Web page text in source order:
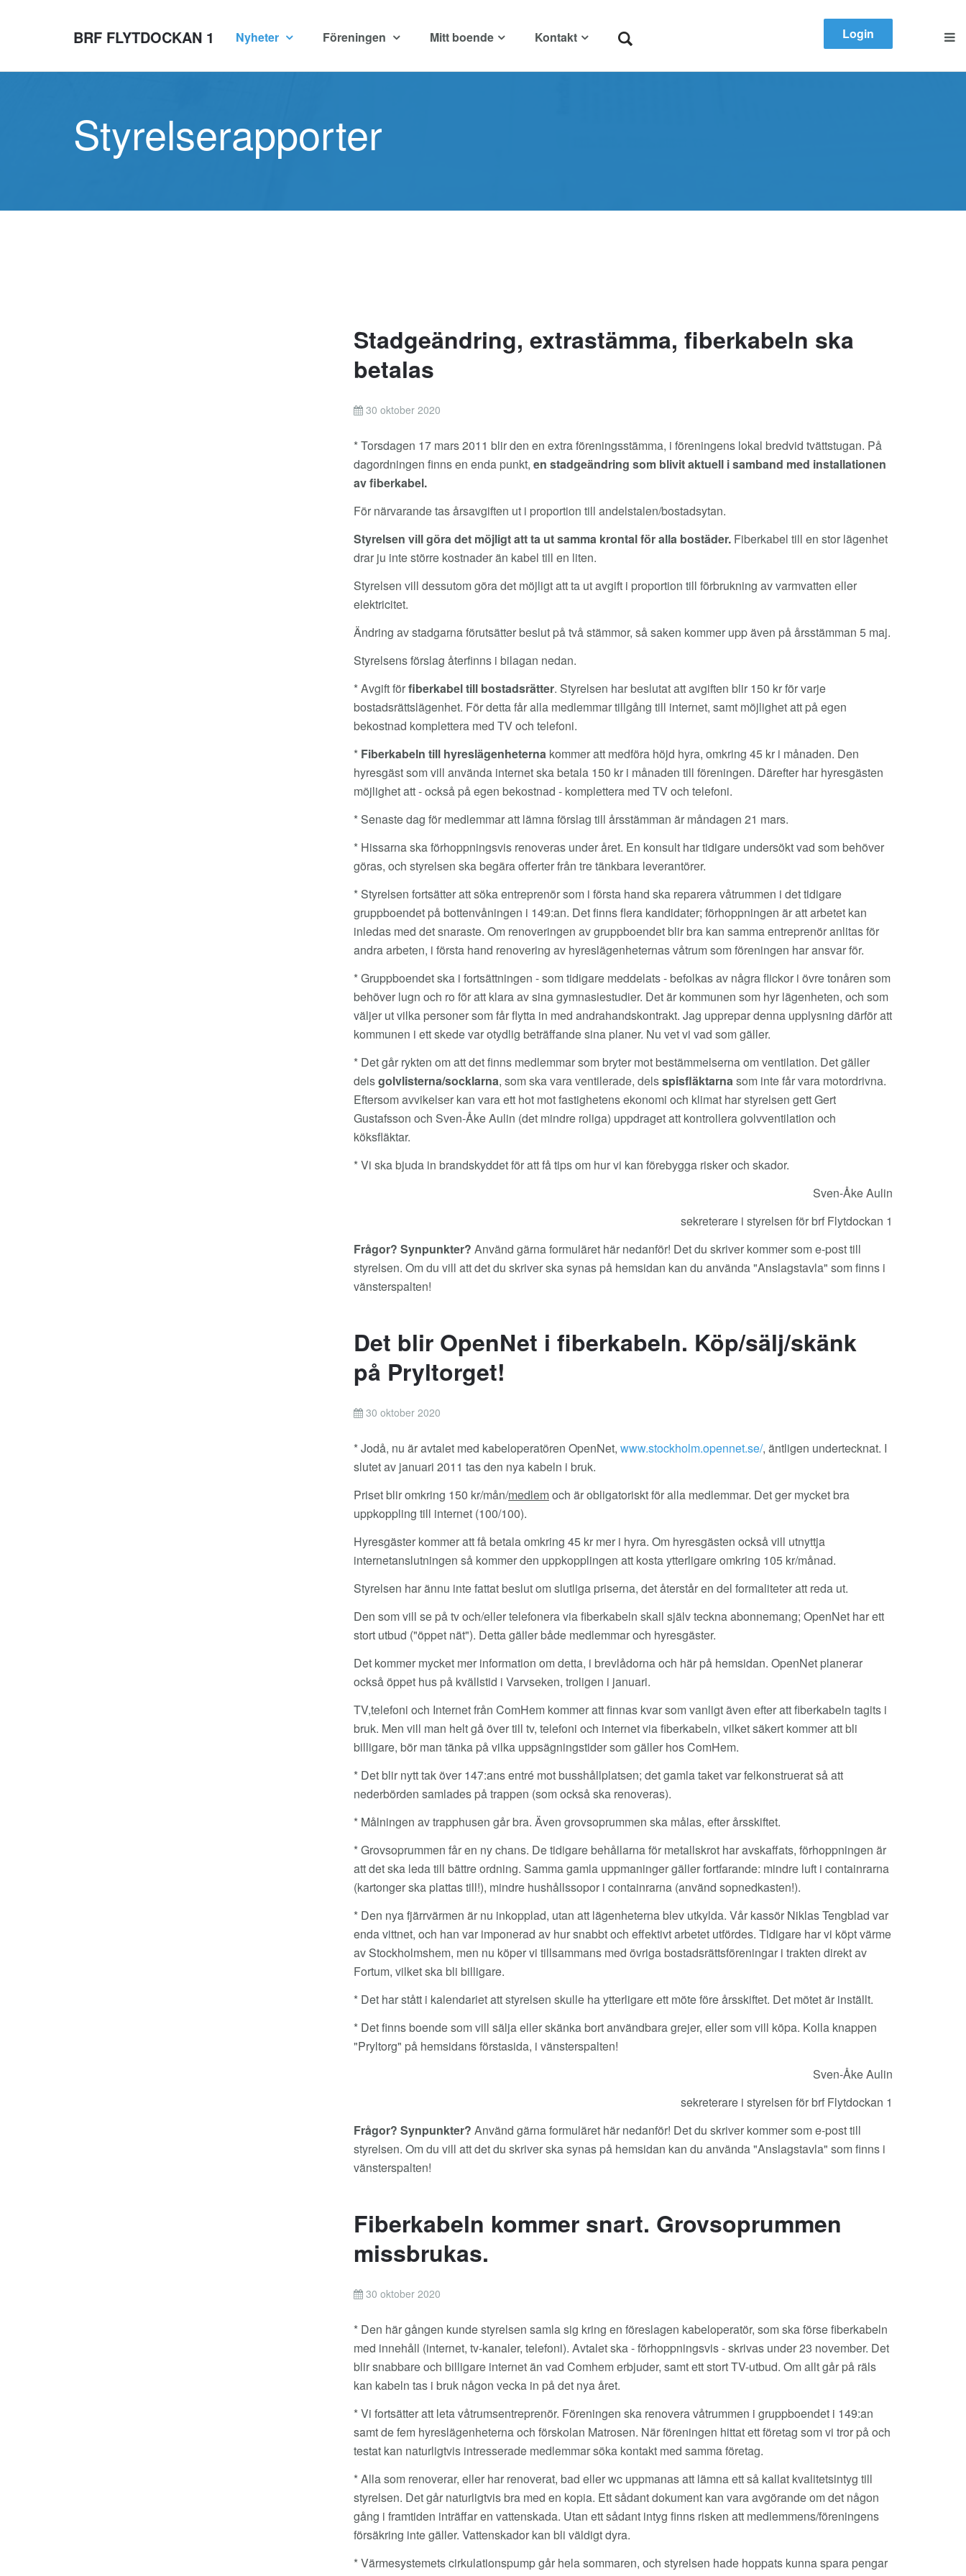
BRF FLYTDOCKAN 1 Nyheter Föreningen Mitt boende Kontakt Login
Styrelserapporter
Stadgeändring, extrastämma, fiberkabeln ska
betalas
30 oktober 2020
* Torsdagen 17 mars 2011 blir den en extra föreningsstämma, i föreningens lokal bredvid tvättstugan. På
dagordningen finns en enda punkt, en stadgeändring som blivit aktuell i samband med installationen
av fiberkabel.
För närvarande tas årsavgiften ut i proportion till andelstalen/bostadsytan.
Styrelsen vill göra det möjligt att ta ut samma krontal för alla bostäder. Fiberkabel till en stor lägenhet
drar ju inte större kostnader än kabel till en liten.
Styrelsen vill dessutom göra det möjligt att ta ut avgift i proportion till förbrukning av varmvatten eller
elektricitet.
Ändring av stadgarna förutsätter beslut på två stämmor, så saken kommer upp även på årsstämman 5 maj.
Styrelsens förslag återfinns i bilagan nedan.
* Avgift förfiberkabel till bostadsrätter. Styrelsen har beslutat att avgiften blir 150 kr för varje
bostadsrättslägenhet. För detta får alla medlemmar tillgång till internet, samt möjlighet att på egen
bekostnad komplettera med TV och telefoni.
* Fiberkabeln till hyreslägenheterna kommer att medföra höjd hyra, omkring 45 kr i månaden. Den
hyresgäst som vill använda internet ska betala 150 kr i månaden till föreningen. Därefter har hyresgästen
möjlighet att - också på egen bekostnad - komplettera med TV och telefoni.
* Senaste dag för medlemmar att lämna förslag till årsstämman är måndagen 21 mars.
* Hissarna ska förhoppningsvis renoveras under året. En konsult har tidigare undersökt vad som behöver
göras, och styrelsen ska begära offerter från tre tänkbara leverantörer.
* Styrelsen fortsätter att söka entreprenör som i första hand ska reparera våtrummen i det tidigare
gruppboendet på bottenvåningen i 149:an. Det finns flera kandidater; förhoppningen är att arbetet kan
inledas med det snaraste. Om renoveringen av gruppboendet blir bra kan samma entreprenör anlitas för
andra arbeten, i första hand renovering av hyreslägenheternas våtrum som föreningen har ansvar för.
* Gruppboendet ska i fortsättningen - som tidigare meddelats - befolkas av några flickor i övre tonåren som
behöver lugn och ro för att klara av sina gymnasiestudier. Det är kommunen som hyr lägenheten, och som
väljer ut vilka personer som får flytta in med andrahandskontrakt. Jag upprepar denna upplysning därför att
kommunen i ett skede var otydlig beträffande sina planer. Nu vet vi vad som gäller.
* Det går rykten om att det finns medlemmar som bryter mot bestämmelserna om ventilation. Det gäller
delsgolvlisterna/socklarna, som ska vara ventilerade, delsspisfläktarnasom inte får vara motordrivna.
Eftersom avvikelser kan vara ett hot mot fastighetens ekonomi och klimat har styrelsen gett Gert
Gustafsson och Sven-Åke Aulin (det mindre roliga) uppdraget att kontrollera golvventilation och
köksfläktar.
* Vi ska bjuda in brandskyddet för att få tips om hur vi kan förebygga risker och skador.
Sven-Åke Aulin
sekreterare i styrelsen för brf Flytdockan 1
Frågor? Synpunkter? Använd gärna formuläret här nedanför! Det du skriver kommer som e-post till
styrelsen. Om du vill att det du skriver ska synas på hemsidan kan du använda "Anslagstavla" som finns i
vänsterspalten!
Det blir OpenNet i fiberkabeln. Köp/sälj/skänk
på Pryltorget!
30 oktober 2020
* Jodå, nu är avtalet med kabeloperatören OpenNet, www.stockholm.opennet.se/, äntligen undertecknat. I
slutet av januari 2011 tas den nya kabeln i bruk.
Priset blir omkring 150 kr/mån/medlemoch är obligatoriskt för alla medlemmar. Det ger mycket bra
uppkoppling till internet (100/100).
Hyresgäster kommer att få betala omkring 45 kr mer i hyra. Om hyresgästen också vill utnyttja
internetanslutningen så kommer den uppkopplingen att kosta ytterligare omkring 105 kr/månad.
Styrelsen har ännu inte fattat beslut om slutliga priserna, det återstår en del formaliteter att reda ut.
Den som vill se på tv och/eller telefonera via fiberkabeln skall själv teckna abonnemang; OpenNet har ett
stort utbud ("öppet nät"). Detta gäller både medlemmar och hyresgäster.
Det kommer mycket mer information om detta, i brevlådorna och här på hemsidan. OpenNet planerar
också öppet hus på kvällstid i Varvseken, troligen i januari.
TV,telefoni och Internet från ComHem kommer att finnas kvar som vanligt även efter att fiberkabeln tagits i
bruk. Men vill man helt gå över till tv, telefoni och internet via fiberkabeln, vilket säkert kommer att bli
billigare, bör man tänka på vilka uppsägningstider som gäller hos ComHem.
* Det blir nytt tak över 147:ans entré mot busshållplatsen; det gamla taket var felkonstruerat så att
nederbörden samlades på trappen (som också ska renoveras).
* Målningen av trapphusen går bra. Även grovsoprummen ska målas, efter årsskiftet.
* Grovsoprummen får en ny chans. De tidigare behållarna för metallskrot har avskaffats, förhoppningen är
att det ska leda till bättre ordning. Samma gamla uppmaninger gäller fortfarande: mindre luft i containrarna
(kartonger ska plattas till!), mindre hushållssopor i containrarna (använd sopnedkasten!).
* Den nya fjärrvärmen är nu inkopplad, utan att lägenheterna blev utkylda. Vår kassör Niklas Tengblad var
enda vittnet, och han var imponerad av hur snabbt och effektivt arbetet utfördes. Tidigare har vi köpt värme
av Stockholmshem, men nu köper vi tillsammans med övriga bostadsrättsföreningar i trakten direkt av
Fortum, vilket ska bli billigare.
* Det har stått i kalendariet att styrelsen skulle ha ytterligare ett möte före årsskiftet. Det mötet är inställt.
* Det finns boende som vill sälja eller skänka bort användbara grejer, eller som vill köpa. Kolla knappen
"Pryltorg" på hemsidans förstasida, i vänsterspalten!
Sven-Åke Aulin
sekreterare i styrelsen för brf Flytdockan 1
Frågor? Synpunkter? Använd gärna formuläret här nedanför! Det du skriver kommer som e-post till
styrelsen. Om du vill att det du skriver ska synas på hemsidan kan du använda "Anslagstavla" som finns i
vänsterspalten!
Fiberkabeln kommer snart. Grovsoprummen
missbrukas.
30 oktober 2020
* Den här gången kunde styrelsen samla sig kring en föreslagen kabeloperatör, som ska förse fiberkabeln
med innehåll (internet, tv-kanaler, telefoni). Avtalet ska - förhoppningsvis - skrivas under 23 november. Det
blir snabbare och billigare internet än vad Comhem erbjuder, samt ett stort TV-utbud. Om allt går på räls
kan kabeln tas i bruk någon vecka in på det nya året.
* Vi fortsätter att leta våtrumsentreprenör. Föreningen ska renovera våtrummen i gruppboendet i 149:an
samt de fem hyreslägenheterna och förskolan Matrosen. När föreningen hittat ett företag som vi tror på och
testat kan naturligtvis intresserade medlemmar söka kontakt med samma företag.
* Alla som renoverar, eller har renoverat, bad eller wc uppmanas att lämna ett så kallat kvalitetsintyg till
styrelsen. Det går naturligtvis bra med en kopia. Ett sådant dokument kan vara avgörande om det någon
gång i framtiden inträffar en vattenskada. Utan ett sådant intyg finns risken att medlemmens/föreningens
försäkring inte gäller. Vattenskador kan bli väldigt dyra.
* Värmesystemets cirkulationspump går hela sommaren, och styrelsen hade hoppats kunna spara pengar